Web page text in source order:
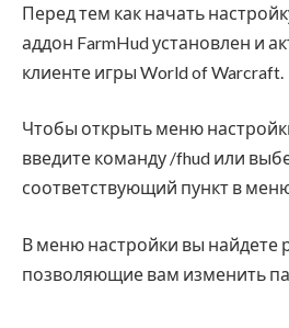
Перед тем как начать
аддон FarmHud установлен и
клиенте игры World of Warcraft.
Чтобы открыть меню
введите команду /fhud или
соответствующий пункт в
В меню настройки вы найдете
позволяющие вам изменить